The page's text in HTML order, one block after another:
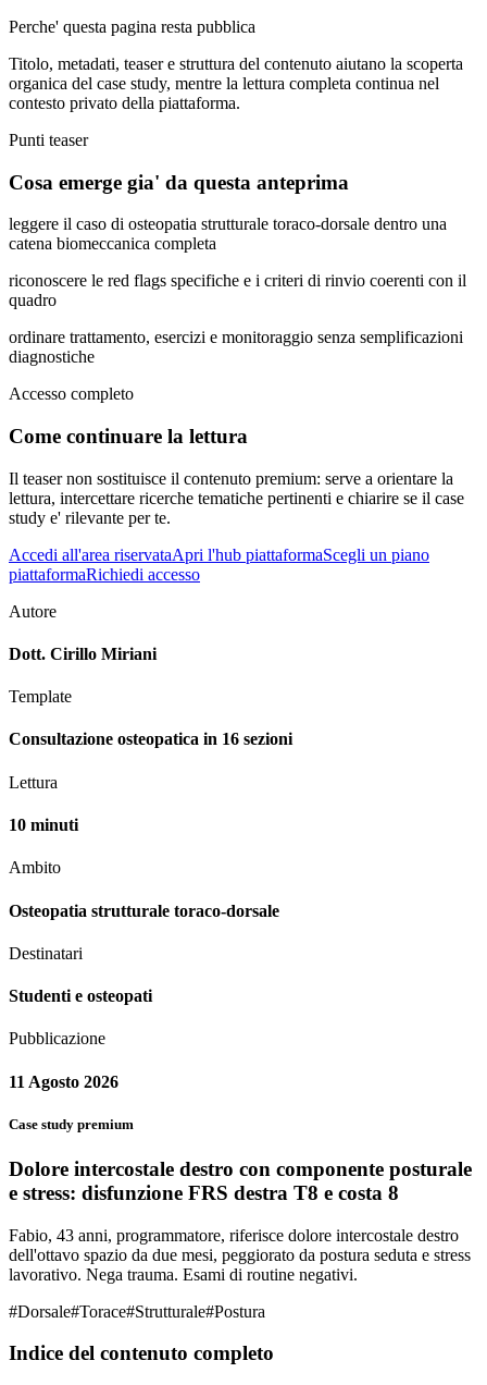
Perche' questa pagina resta pubblica
Titolo, metadati, teaser e struttura del contenuto aiutano la scoperta
organica del case study, mentre la lettura completa continua nel
contesto privato della piattaforma.
Punti teaser
Cosa emerge gia' da questa anteprima
leggere il caso di osteopatia strutturale toraco-dorsale dentro una
catena biomeccanica completa
riconoscere le red flags specifiche e i criteri di rinvio coerenti con il
quadro
ordinare trattamento, esercizi e monitoraggio senza semplificazioni
diagnostiche
Accesso completo
Come continuare la lettura
Il teaser non sostituisce il contenuto premium: serve a orientare la
lettura, intercettare ricerche tematiche pertinenti e chiarire se il case
study e' rilevante per te.
Accedi all'area riservataApri l'hub piattaformaScegli un piano
piattaformaRichiedi accesso
Autore
Dott. Cirillo Miriani
Template
Consultazione osteopatica in 16 sezioni
Lettura
10 minuti
Ambito
Osteopatia strutturale toraco-dorsale
Destinatari
Studenti e osteopati
Pubblicazione
11 Agosto 2026
Case study premium
Dolore intercostale destro con componente posturale
e stress: disfunzione FRS destra T8 e costa 8
Fabio, 43 anni, programmatore, riferisce dolore intercostale destro
dell'ottavo spazio da due mesi, peggiorato da postura seduta e stress
lavorativo. Nega trauma. Esami di routine negativi.
#Dorsale#Torace#Strutturale#Postura
Indice del contenuto completo